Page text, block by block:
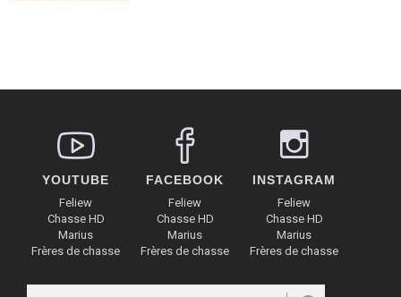
YOUTUBE
Feliew
Chasse HD
Marius
Frères de chasse
FACEBOOK
Feliew
Chasse HD
Marius
Frères de chasse
INSTAGRAM
Feliew
Chasse HD
Marius
Frères de chasse